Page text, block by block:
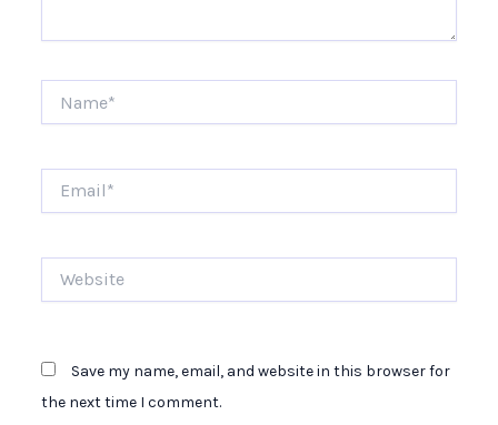
Save my name, email, and website in this browser for
the next time I comment.